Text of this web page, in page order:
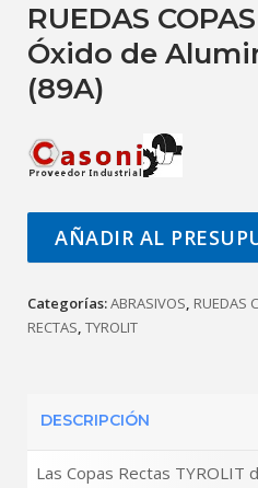
RUEDAS
Óxido de
(89A)
AÑADIR AL
Categorías:ABRASIVOS, RUEDAS
RECTAS, TYROLIT
DESCRIPCIÓN
Las Copas Rectas TYROLIT